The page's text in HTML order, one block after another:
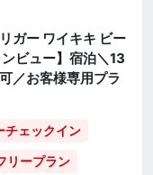
ガー ワイキキ ビー
ビュー】宿泊＼13
／お客様専用プラ
チェックイン
リープラン